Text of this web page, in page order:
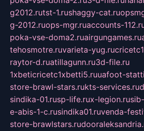
g2012.rutst-1.rushaggy-cat.ru
g-2012.ruops-mgr.ruaccounts-
poka-vse-doma2.ruairgungames.ru
tehosmotre.ruvarieta-yug.ru
raytor-d.ruatillagunn.ru3d-file.ru
1xbeticricetc1xbetti5.ruuafoot-
store-brawl-stars.rukts-services.ru
sindika-01.rusp-life.rux-legion.ru
e-abis-1-c.rusindika01.ruvenda-
store-brawlstars.ru